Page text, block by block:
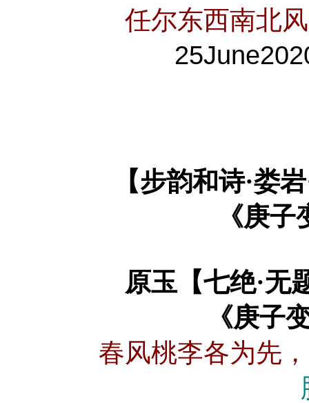
任尔东西南北
【步韵和诗·娄
《庚
原玉【七绝·无
《庚子
春风桃李各为先，